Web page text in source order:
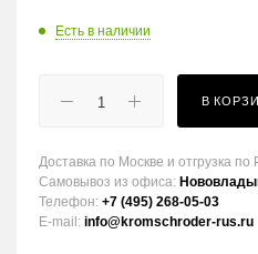
Есть в наличии
В
Доставка по Москве и отгрузка
Самовывоз из офиса:
Телефон: +7 (495) 268-05-03
E-mail: info@kromschroder-rus.ru